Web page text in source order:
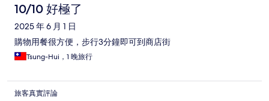
10/10 好極了
2025 年 6 月 1 日
購物用餐很方便，步行3分鐘即可到商店街
Tsung-Hui，1 晚旅行
旅客真實評論